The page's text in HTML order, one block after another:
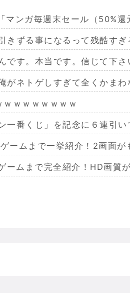
ンガ毎週末セール（50%還
ずる事になるって残酷すぎ
です。本当です。信じて下
がネトゲしすぎて全くかま
ｗｗｗｗｗｗｗｗ
一番くじ」を記念に６連引
ームまで一挙紹介！2画面が
ームまで完全紹介！HD画質
で完全紹介！フルポリゴン